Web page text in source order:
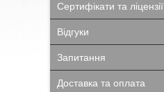
Сертифікати та ліцензії
Відгуки
Запитання
Доставка та оплата